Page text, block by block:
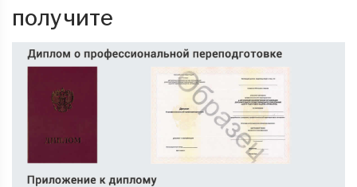
получите